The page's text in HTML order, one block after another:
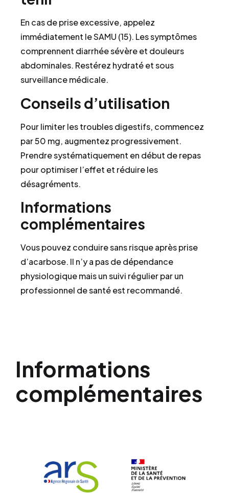
En cas de prise excessive, appelez
immédiatement le SAMU (15). Les symptômes
comprennent diarrhée sévère et douleurs
abdominales. Restérez hydraté et sous
surveillance médicale.
Conseils d’utilisation
Pour limiter les troubles digestifs, commencez
par 50 mg, augmentez progressivement.
Prendre systématiquement en début de repas
pour optimiser l’effet et réduire les
désagréments.
Informations
complémentaires
Vous pouvez conduire sans risque après prise
d’acarbose. Il n’y a pas de dépendance
physiologique mais un suivi régulier par un
professionnel de santé est recommandé.
Informations
complémentaires